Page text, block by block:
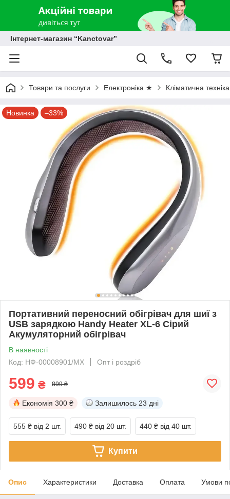
Інтернет-магазин “Kanctovar”
Товари та послуги Електроніка ★ Кліматична
Новинка –33%
Портативний переносний обігрівач для шиї з
USB зарядкою Handy Heater XL-6 Сірий
Акумуляторний обігрівач
В наявності
Код: НФ-00008901/MX
Опт і роздріб
599 ₴ 899 ₴
Економія 300 ₴ Залишилось 23 дні
555 ₴ від 2 шт. 490 ₴ від 20 шт. 440 ₴ від 40 шт.
Купити
Опис Характеристики Доставка Оплата Умови